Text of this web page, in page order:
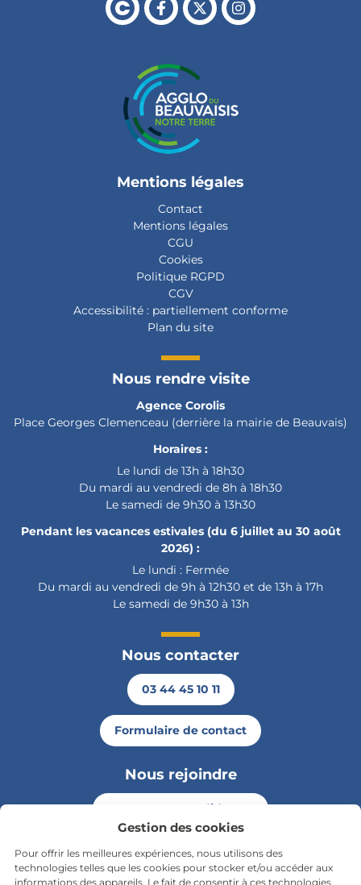
Gestion des cookies
Pour offrir les meilleures expériences, nous utilisons des
technologies telles que les cookies pour stocker et/ou accéder aux
informations des appareils. Le fait de consentir à ces technologies
Retour à l'accueil
Facebook
X Instagram
Mentions légales
Contact
Mentions légales
CGU
Cookies
Politique RGPD
CGV
Accessibilité : partiellement conforme
Plan du site
Nous rendre visite
Agence Corolis
Place Georges Clemenceau (derrière la mairie de Beauvais)
Horaires :
Le lundi de 13h à 18h30
Du mardi au vendredi de 8h à 18h30
Le samedi de 9h30 à 13h30
Pendant les vacances estivales (du 6 juillet au 30 août
2026) :
Le lundi : Fermée
Du mardi au vendredi de 9h à 12h30 et de 13h à 17h
Le samedi de 9h30 à 13h
Nous contacter
03 44 45 10 11
Formulaire de contact
Nous rejoindre
Envoyer ma candidature
Rester informé